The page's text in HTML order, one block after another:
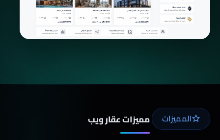
المميزات مميزات عقار ويب